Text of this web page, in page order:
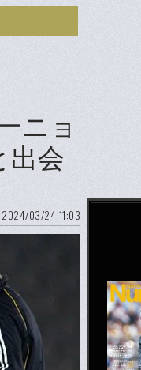
ニョ
出会
2024/03/24 11:03